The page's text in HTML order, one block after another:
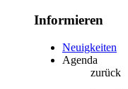
Informieren
Neuigkeiten
Agenda
zurück